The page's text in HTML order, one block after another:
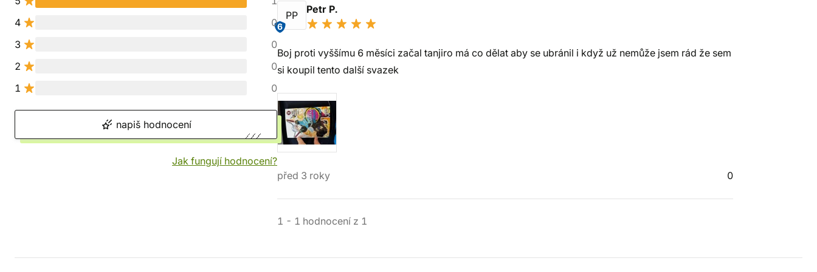
4
0
3
0
2
0
1
0
napiš hodnocení
Jak fungují hodnocení?
PP
6
Petr P.
Boj proti vyššímu 6 měsíci začal tanjiro má co dělat aby se ubránil i když už nemůže jsem rád že sem
si koupil tento další svazek
před 3 roky 0
1 - 1 hodnocení z 1